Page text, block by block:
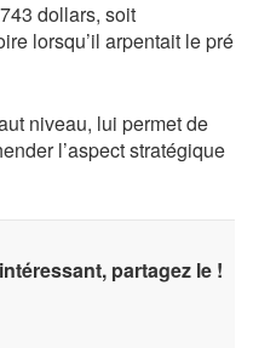
dollars, soit
lorsqu’il arpentait le pré
niveau, lui permet de
l’aspect stratégique
partagez le !